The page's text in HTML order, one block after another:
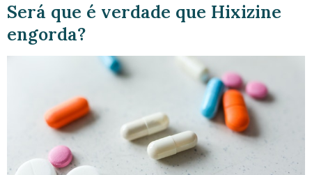
Será que é verdade que Hixizine
engorda?